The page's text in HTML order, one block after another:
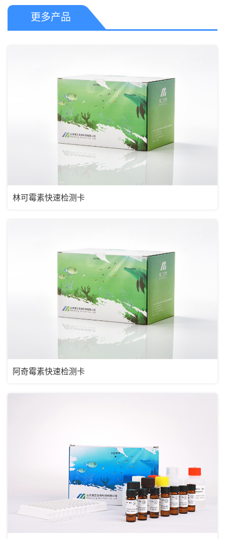
更多产品
林可霉素快速检测卡
阿奇霉素快速检测卡